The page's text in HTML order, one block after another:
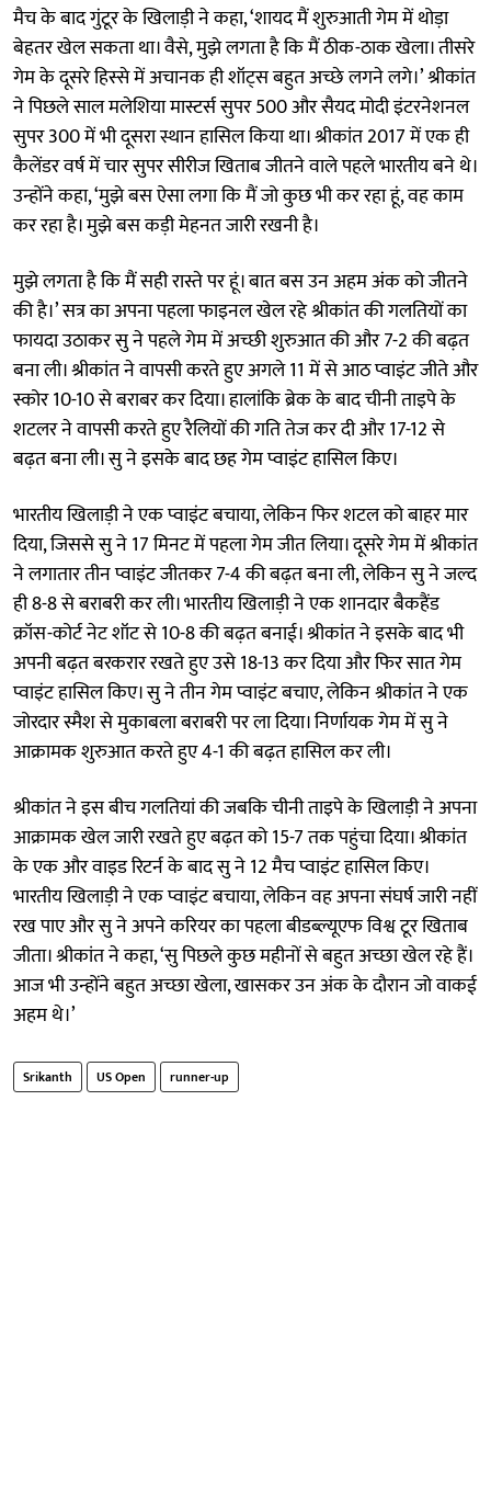
मैच के बाद गुंटूर के खिलाड़ी ने कहा, ‘शायद मैं शुरुआती गेम में थोड़ा
बेहतर खेल सकता था। वैसे, मुझे लगता है कि मैं ठीक-ठाक खेला। तीसरे
गेम के दूसरे हिस्से में अचानक ही शॉट्स बहुत अच्छे लगने लगे।’ श्रीकांत
ने पिछले साल मलेशिया मास्टर्स सुपर 500 और सैयद मोदी इंटरनेशनल
सुपर 300 में भी दूसरा स्थान हासिल किया था। श्रीकांत 2017 में एक ही
कैलेंडर वर्ष में चार सुपर सीरीज खिताब जीतने वाले पहले भारतीय बने थे।
उन्होंने कहा, ‘मुझे बस ऐसा लगा कि मैं जो कुछ भी कर रहा हूं, वह काम
कर रहा है। मुझे बस कड़ी मेहनत जारी रखनी है।
मुझे लगता है कि मैं सही रास्ते पर हूं। बात बस उन अहम अंक को जीतने
की है।’ सत्र का अपना पहला फाइनल खेल रहे श्रीकांत की गलतियों का
फायदा उठाकर सु ने पहले गेम में अच्छी शुरुआत की और 7-2 की बढ़त
बना ली। श्रीकांत ने वापसी करते हुए अगले 11 में से आठ प्वाइंट जीते और
स्कोर 10-10 से बराबर कर दिया। हालांकि ब्रेक के बाद चीनी ताइपे के
शटलर ने वापसी करते हुए रैलियों की गति तेज कर दी और 17-12 से
बढ़त बना ली। सु ने इसके बाद छह गेम प्वाइंट हासिल किए।
भारतीय खिलाड़ी ने एक प्वाइंट बचाया, लेकिन फिर शटल को बाहर मार
दिया, जिससे सु ने 17 मिनट में पहला गेम जीत लिया। दूसरे गेम में श्रीकांत
ने लगातार तीन प्वाइंट जीतकर 7-4 की बढ़त बना ली, लेकिन सु ने जल्द
ही 8-8 से बराबरी कर ली। भारतीय खिलाड़ी ने एक शानदार बैकहैंड
क्रॉस-कोर्ट नेट शॉट से 10-8 की बढ़त बनाई। श्रीकांत ने इसके बाद भी
अपनी बढ़त बरकरार रखते हुए उसे 18-13 कर दिया और फिर सात गेम
प्वाइंट हासिल किए। सु ने तीन गेम प्वाइंट बचाए, लेकिन श्रीकांत ने एक
जोरदार स्मैश से मुकाबला बराबरी पर ला दिया। निर्णायक गेम में सु ने
आक्रामक शुरुआत करते हुए 4-1 की बढ़त हासिल कर ली।
श्रीकांत ने इस बीच गलतियां की जबकि चीनी ताइपे के खिलाड़ी ने अपना
आक्रामक खेल जारी रखते हुए बढ़त को 15-7 तक पहुंचा दिया। श्रीकांत
के एक और वाइड रिटर्न के बाद सु ने 12 मैच प्वाइंट हासिल किए।
भारतीय खिलाड़ी ने एक प्वाइंट बचाया, लेकिन वह अपना संघर्ष जारी नहीं
रख पाए और सु ने अपने करियर का पहला बीडब्ल्यूएफ विश्व टूर खिताब
जीता। श्रीकांत ने कहा, ‘सु पिछले कुछ महीनों से बहुत अच्छा खेल रहे हैं।
आज भी उन्होंने बहुत अच्छा खेला, खासकर उन अंक के दौरान जो वाकई
अहम थे।’
Srikanth US Open runner-up